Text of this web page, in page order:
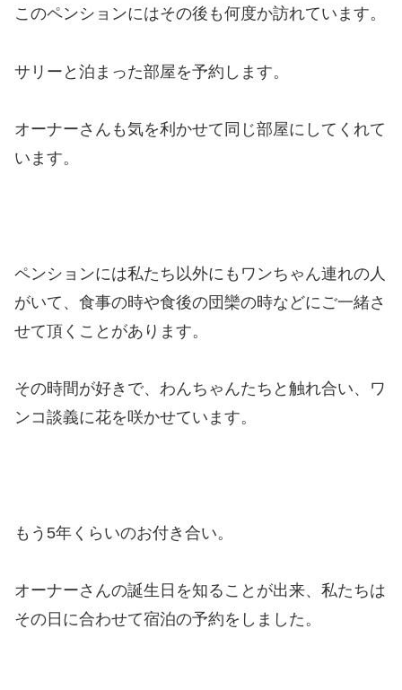
このペンションにはその後も何度か訪れています。
サリーと泊まった部屋を予約します。
オーナーさんも気を利かせて同じ部屋にしてくれて
います。
ペンションには私たち以外にもワンちゃん連れの人
がいて、食事の時や食後の団欒の時などにご一緒さ
せて頂くことがあります。
その時間が好きで、わんちゃんたちと触れ合い、ワ
ンコ談義に花を咲かせています。
もう5年くらいのお付き合い。
オーナーさんの誕生日を知ることが出来、私たちは
その日に合わせて宿泊の予約をしました。